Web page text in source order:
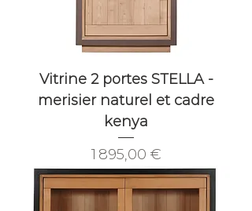
Vitrine 2 portes STELLA -
merisier naturel et cadre
kenya
Prix
1 895,00 €